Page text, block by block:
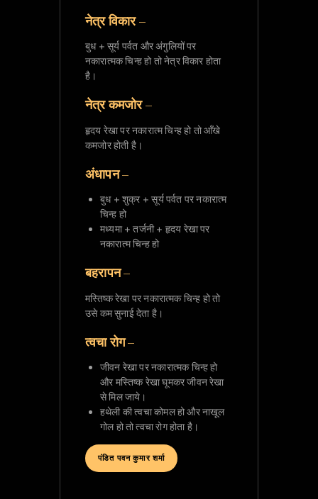
नेत्र विकार –
बुध + सूर्य पर्वत और अंगुलियों पर
नकारात्मक चिन्ह हो तो नेत्र विकार होता
है।
नेत्र कमजोर –
हृदय रेखा पर नकारात्म चिन्ह हो तो आँखे
कमजोर होती है।
अंधापन –
बुध + शुक्र + सूर्य पर्वत पर नकारात्म
चिन्ह हो
मध्यमा + तर्जनी + हृदय रेखा पर
नकारात्म चिन्ह हो
बहरापन –
मस्तिष्क रेखा पर नकारात्मक चिन्ह हो तो
उसे कम सुनाई देता है।
त्वचा रोग –
जीवन रेखा पर नकारात्मक चिन्ह हो
और मस्तिष्क रेखा घूमकर जीवन रेखा
से मिल जाये।
हथेली की त्वचा कोमल हो और नाखूल
गोल हो तो त्वचा रोग होता है।
पंडित पवन कुमार शर्मा